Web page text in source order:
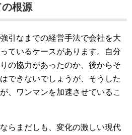
根源
引なまでの経営手法で会社を大
ているケースがあります。自分
の協力があったのか、後からそ
できないでしょうが、そうした
、ワンマンを加速させているこ
らまだしも、変化の激しい現代